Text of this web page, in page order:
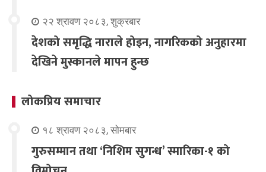
२२ श्रावण २०८३, शुक्रबार
देशको समृद्धि नाराले होइन, नागरिकको अनुहारमा
देखिने मुस्कानले मापन हुन्छ
लोकप्रिय समाचार
१८ श्रावण २०८३, सोमबार
गुरुसम्मान तथा ‘निशिम सुगन्ध’ स्मारिका-१ को